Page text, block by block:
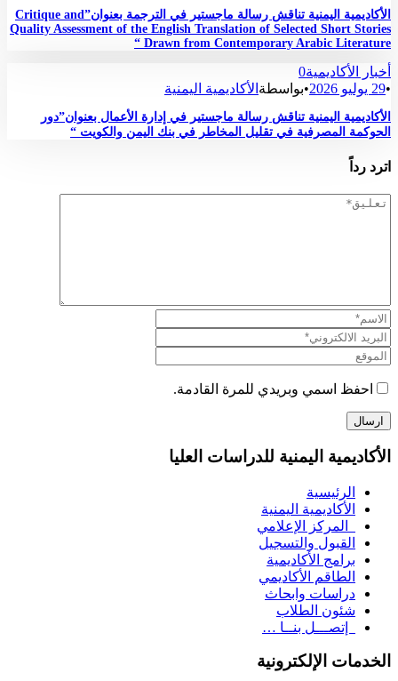
الأكاديمية اليمنية تناقش رسالة ماجستير في الترجمة بعنوان”Critique and
Quality Assessment of the English Translation of Selected Short Stories
Drawn from Contemporary Arabic Literature “
أخبار الأكاديمية0
•29 يوليو 2026 •بواسطة الأكاديمية اليمنية
الأكاديمية اليمنية تناقش رسالة ماجستير في إدارة الأعمال بعنوان”دور
الحوكمة المصرفية في تقليل المخاطر في بنك اليمن والكويت “
اترد رداً
احفظ اسمي وبريدي للمرة القادمة.
الأكاديمية اليمنية للدراسات العليا
الرئيسية
الأكاديمية اليمنية
المركز الإعلامي
القبول والتسجيل
برامج الأكاديمية
الطاقم الأكاديمي
دراسات وابحاث
شئون الطلاب
إتصـــل بنــا …
الخدمات الإلكترونية